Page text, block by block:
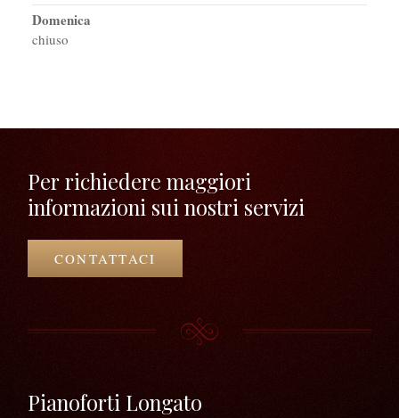
Domenica
chiuso
Per richiedere maggiori
informazioni sui nostri servizi
CONTATTACI
Pianoforti Longato